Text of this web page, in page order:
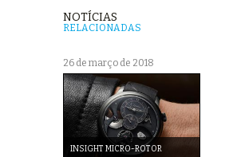
NOTÍCIAS
RELACIONADAS
26 de março de 2018
INSIGHT MICRO-ROTOR